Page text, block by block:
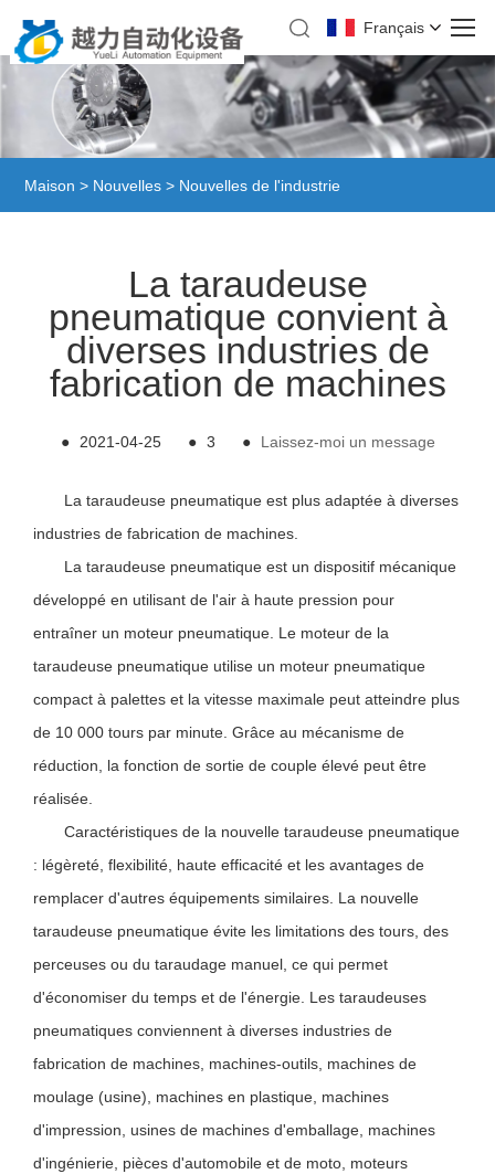
Français
Maison > Nouvelles > Nouvelles de l'industrie
La taraudeuse
pneumatique convient à
diverses industries de
fabrication de machines
● 2021-04-25 ● 3 ● Laissez-moi un message
La taraudeuse pneumatique est plus adaptée à diverses
industries de fabrication de machines.
La taraudeuse pneumatique est un dispositif mécanique
développé en utilisant de l'air à haute pression pour
entraîner un moteur pneumatique. Le moteur de la
taraudeuse pneumatique utilise un moteur pneumatique
compact à palettes et la vitesse maximale peut atteindre plus
de 10 000 tours par minute. Grâce au mécanisme de
réduction, la fonction de sortie de couple élevé peut être
réalisée.
Caractéristiques de la nouvelle taraudeuse pneumatique
: légèreté, flexibilité, haute efficacité et les avantages de
remplacer d'autres équipements similaires. La nouvelle
taraudeuse pneumatique évite les limitations des tours, des
perceuses ou du taraudage manuel, ce qui permet
d'économiser du temps et de l'énergie. Les taraudeuses
pneumatiques conviennent à diverses industries de
fabrication de machines, machines-outils, machines de
moulage (usine), machines en plastique, machines
d'impression, usines de machines d'emballage, machines
d'ingénierie, pièces d'automobile et de moto, moteurs